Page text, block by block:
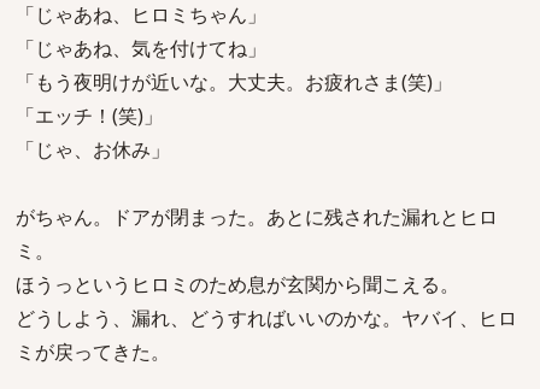
「じゃあね、ヒロミちゃん」
「じゃあね、気を付けてね」
「もう夜明けが近いな。大丈夫。お疲れさま(笑)」
「エッチ！(笑)」
「じゃ、お休み」
がちゃん。ドアが閉まった。あとに残された漏れとヒロ
ミ。
ほうっというヒロミのため息が玄関から聞こえる。
どうしよう、漏れ、どうすればいいのかな。ヤバイ、ヒロ
ミが戻ってきた。